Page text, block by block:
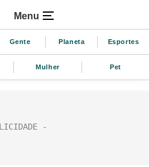
Menu
Gente Planeta Esportes
Mulher Pet